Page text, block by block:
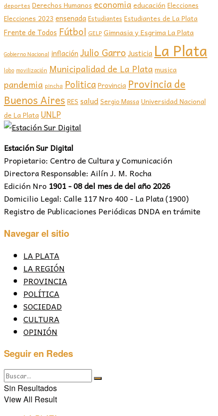
deportes Derechos Humanos economia educación Elecciones
Elecciones 2023 ensenada Estudiantes Estudiantes de La Plata
Frente de Todos Fútbol GELP Gimnasia y Esgrima La Plata
Gobierno Nacional inflación Julio Garro Justicia La Plata
lobo movilización Municipalidad de La Plata musica
pandemia pincha PoliticaProvincia Provincia de
Buenos Aires RES saludSergio MassaUniversidad Nacional
de La Plata UNLP
Estación Sur Digital
Propietario: Centro de Cultura y Comunicación
Directora Responsable: Ailín J. M. Rocha
Edición Nro 1901 - 08 del mes de del año 2026
Domicilio Legal: Calle 117 Nro 400 - La Plata (1900)
Registro de Publicaciones Periódicas DNDA en trámite
Navegar el sitio
LA PLATA
LA REGIÓN
PROVINCIA
POLÍTICA
SOCIEDAD
CULTURA
OPINIÓN
Seguir en Redes
Sin Resultados
View All Result